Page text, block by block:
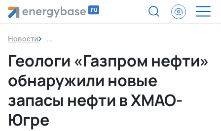
Новости Геологи «Газпром нефти» обнаружили новые
Геологи «Газпром нефти»
обнаружили новые
запасы нефти в ХМАО-
Югре